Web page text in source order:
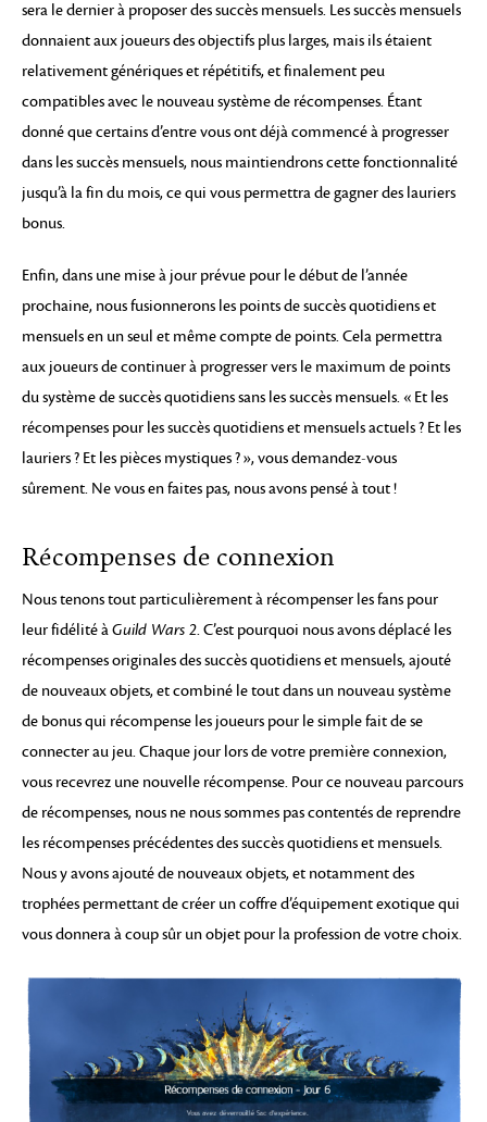
sera le dernier à proposer des succès mensuels. Les succès mensuels
donnaient aux joueurs des objectifs plus larges, mais ils étaient
relativement génériques et répétitifs, et finalement peu
compatibles avec le nouveau système de récompenses. Étant
donné que certains d’entre vous ont déjà commencé à progresser
dans les succès mensuels, nous maintiendrons cette fonctionnalité
jusqu’à la fin du mois, ce qui vous permettra de gagner des lauriers
bonus.
Enfin, dans une mise à jour prévue pour le début de l’année
prochaine, nous fusionnerons les points de succès quotidiens et
mensuels en un seul et même compte de points. Cela permettra
aux joueurs de continuer à progresser vers le maximum de points
du système de succès quotidiens sans les succès mensuels. « Et les
récompenses pour les succès quotidiens et mensuels actuels ? Et les
lauriers ? Et les pièces mystiques ? », vous demandez-vous
sûrement. Ne vous en faites pas, nous avons pensé à tout !
Récompenses de connexion
Nous tenons tout particulièrement à récompenser les fans pour
leur fidélité àGuild Wars 2. C’est pourquoi nous avons déplacé les
récompenses originales des succès quotidiens et mensuels, ajouté
de nouveaux objets, et combiné le tout dans un nouveau système
de bonus qui récompense les joueurs pour le simple fait de se
connecter au jeu. Chaque jour lors de votre première connexion,
vous recevrez une nouvelle récompense. Pour ce nouveau parcours
de récompenses, nous ne nous sommes pas contentés de reprendre
les récompenses précédentes des succès quotidiens et mensuels.
Nous y avons ajouté de nouveaux objets, et notamment des
trophées permettant de créer un coffre d’équipement exotique qui
vous donnera à coup sûr un objet pour la profession de votre choix.